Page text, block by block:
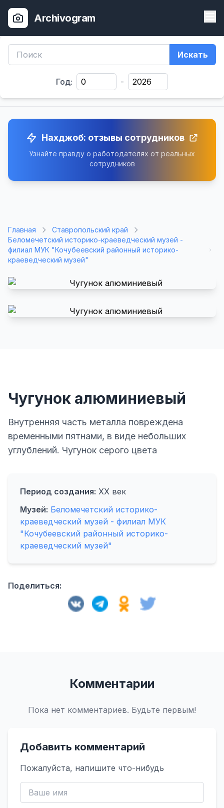
Archivogram
Искать
Год: -
Нахджоб: отзывы сотрудников
Узнайте правду о работодателях от реальных
сотрудников
Главная
Ставропольский край
Беломечетский историко-краеведческий музей -
филиал МУК "Кочубеевский районный историко-
краеведческий музей"
Чугунок алюминиевый
Внутренняя часть металла повреждена
временными пятнами, в виде небольших
углублений. Чугунок серого цвета
Период создания: XX век
Музей: Беломечетский историко-
краеведческий музей - филиал МУК
"Кочубеевский районный историко-
краеведческий музей"
Поделиться:
Комментарии
Пока нет комментариев. Будьте первым!
Добавить комментарий
Пожалуйста, напишите что-нибудь